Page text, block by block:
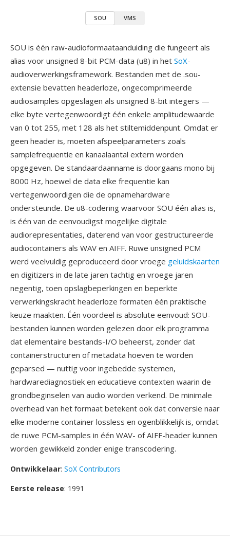
SOU VMS
SOU is één raw-audioformaataanduiding die fungeert als
alias voor unsigned 8-bit PCM-data (u8) in het SoX-
audioverwerkingsframework. Bestanden met de .sou-
extensie bevatten headerloze, ongecomprimeerde
audiosamples opgeslagen als unsigned 8-bit integers —
elke byte vertegenwoordigt één enkele amplitudewaarde
van 0 tot 255, met 128 als het stiltemiddenpunt. Omdat er
geen header is, moeten afspeelparameters zoals
samplefrequentie en kanaalaantal extern worden
opgegeven. De standaardaanname is doorgaans mono bij
8000 Hz, hoewel de data elke frequentie kan
vertegenwoordigen die de opnamehardware
ondersteunde. De u8-codering waarvoor SOU één alias is,
is één van de eenvoudigst mogelijke digitale
audiorepresentaties, daterend van voor gestructureerde
audiocontainers als WAV en AIFF. Ruwe unsigned PCM
werd veelvuldig geproduceerd door vroege geluidskaarten
en digitizers in de late jaren tachtig en vroege jaren
negentig, toen opslagbeperkingen en beperkte
verwerkingskracht headerloze formaten één praktische
keuze maakten. Één voordeel is absolute eenvoud: SOU-
bestanden kunnen worden gelezen door elk programma
dat elementaire bestands-I/O beheerst, zonder dat
containerstructuren of metadata hoeven te worden
geparsed — nuttig voor ingebedde systemen,
hardwarediagnostiek en educatieve contexten waarin de
grondbeginselen van audio worden verkend. De minimale
overhead van het formaat betekent ook dat conversie naar
elke moderne container lossless en ogenblikkelijk is, omdat
de ruwe PCM-samples in één WAV- of AIFF-header kunnen
worden gewikkeld zonder enige transcodering.
Ontwikkelaar: SoX Contributors
Eerste release: 1991